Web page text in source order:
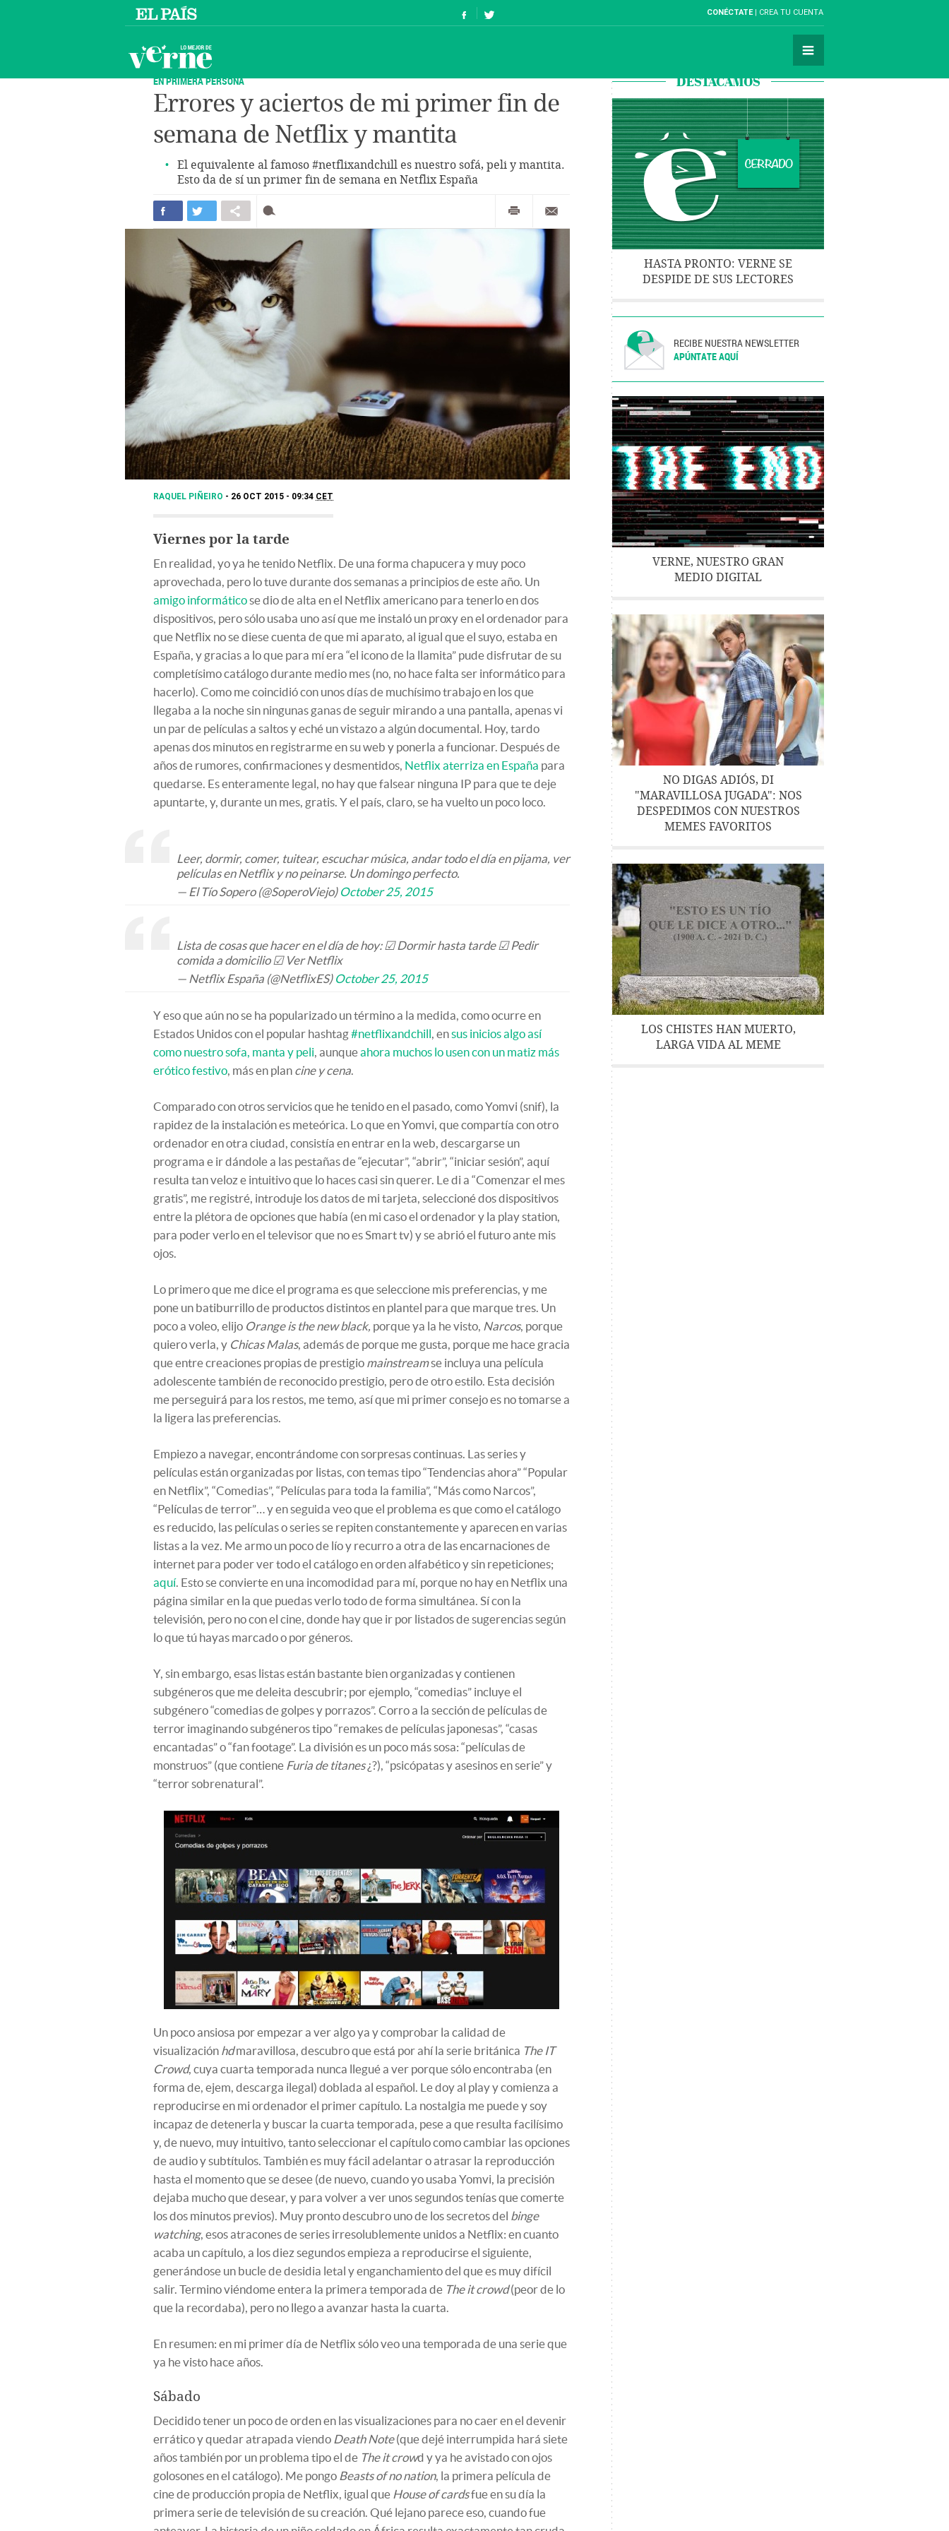
CONÉCTATE CREA TU CUENTA
EN PRIMERA PERSONA
Errores y aciertos de mi primer fin de
semana de Netflix y mantita
El equivalente al famoso #netflixandchill es nuestro sofá, peli y mantita.
Esto da de sí un primer fin de semana en Netflix España
RAQUEL PIÑEIRO 26 OCT 2015 - 09:34 CET
Viernes por la tarde
En realidad, yo ya he tenido Netflix. De una forma chapucera y muy poco
aprovechada, pero lo tuve durante dos semanas a principios de este año. Un
amigo informáticose dio de alta en el Netflix americano para tenerlo en dos
dispositivos, pero sólo usaba uno así que me instaló un proxy en el ordenador para
que Netflix no se diese cuenta de que mi aparato, al igual que el suyo, estaba en
España, y gracias a lo que para mí era “el icono de la llamita” pude disfrutar de su
completísimo catálogo durante medio mes (no, no hace falta ser informático para
hacerlo). Como me coincidió con unos días de muchísimo trabajo en los que
llegaba a la noche sin ningunas ganas de seguir mirando a una pantalla, apenas vi
un par de películas a saltos y eché un vistazo a algún documental. Hoy, tardo
apenas dos minutos en registrarme en su web y ponerla a funcionar. Después de
años de rumores, confirmaciones y desmentidos, Netflix aterriza en España para
quedarse. Es enteramente legal, no hay que falsear ninguna IP para que te deje
apuntarte, y, durante un mes, gratis. Y el país, claro, se ha vuelto un poco loco.
Leer, dormir, comer, tuitear, escuchar música, andar todo el día en pijama, ver
películas en Netflix y no peinarse. Un domingo perfecto.
— El Tío Sopero (@SoperoViejo) October 25, 2015
Lista de cosas que hacer en el día de hoy: ☑ Dormir hasta tarde ☑ Pedir
comida a domicilio ☑ Ver Netflix
— Netflix España (@NetflixES) October 25, 2015
Y eso que aún no se ha popularizado un término a la medida, como ocurre en
Estados Unidos con el popular hashtag#netflixandchill, ensus inicios algo así
como nuestro sofa, manta y peli, aunqueahora muchos lo usen con un matiz más
erótico festivo, más en plan cine y cena.
Comparado con otros servicios que he tenido en el pasado, como Yomvi (snif), la
rapidez de la instalación es meteórica. Lo que en Yomvi, que compartía con otro
ordenador en otra ciudad, consistía en entrar en la web, descargarse un
programa e ir dándole a las pestañas de “ejecutar”, “abrir”, “iniciar sesión”, aquí
resulta tan veloz e intuitivo que lo haces casi sin querer. Le di a “Comenzar el mes
gratis”, me registré, introduje los datos de mi tarjeta, seleccioné dos dispositivos
entre la plétora de opciones que había (en mi caso el ordenador y la play station,
para poder verlo en el televisor que no es Smart tv) y se abrió el futuro ante mis
ojos.
Lo primero que me dice el programa es que seleccione mis preferencias, y me
pone un batiburrillo de productos distintos en plantel para que marque tres. Un
poco a voleo, elijo Orange is the new black, porque ya la he visto, Narcos, porque
quiero verla, y Chicas Malas, además de porque me gusta, porque me hace gracia
que entre creaciones propias de prestigio mainstreamse incluya una película
adolescente también de reconocido prestigio, pero de otro estilo. Esta decisión
me perseguirá para los restos, me temo, así que mi primer consejo es no tomarse a
la ligera las preferencias.
Empiezo a navegar, encontrándome con sorpresas continuas. Las series y
películas están organizadas por listas, con temas tipo “Tendencias ahora” “Popular
en Netflix”, “Comedias”, “Películas para toda la familia”, “Más como Narcos”,
“Películas de terror”… y en seguida veo que el problema es que como el catálogo
es reducido, las películas o series se repiten constantemente y aparecen en varias
listas a la vez. Me armo un poco de lío y recurro a otra de las encarnaciones de
internet para poder ver todo el catálogo en orden alfabético y sin repeticiones;
aquí. Esto se convierte en una incomodidad para mí, porque no hay en Netflix una
página similar en la que puedas verlo todo de forma simultánea. Sí con la
televisión, pero no con el cine, donde hay que ir por listados de sugerencias según
lo que tú hayas marcado o por géneros.
Y, sin embargo, esas listas están bastante bien organizadas y contienen
subgéneros que me deleita descubrir; por ejemplo, “comedias” incluye el
subgénero “comedias de golpes y porrazos”. Corro a la sección de películas de
terror imaginando subgéneros tipo “remakes de películas japonesas”, “casas
encantadas” o “fan footage”. La división es un poco más sosa: “películas de
monstruos” (que contiene Furia de titanes¿?), “psicópatas y asesinos en serie” y
“terror sobrenatural”.
Un poco ansiosa por empezar a ver algo ya y comprobar la calidad de
visualización hdmaravillosa, descubro que está por ahí la serie británica The IT
Crowd, cuya cuarta temporada nunca llegué a ver porque sólo encontraba (en
forma de, ejem, descarga ilegal) doblada al español. Le doy al play y comienza a
reproducirse en mi ordenador el primer capítulo. La nostalgia me puede y soy
incapaz de detenerla y buscar la cuarta temporada, pese a que resulta facilísimo
y, de nuevo, muy intuitivo, tanto seleccionar el capítulo como cambiar las opciones
de audio y subtítulos. También es muy fácil adelantar o atrasar la reproducción
hasta el momento que se desee (de nuevo, cuando yo usaba Yomvi, la precisión
dejaba mucho que desear, y para volver a ver unos segundos tenías que comerte
los dos minutos previos). Muy pronto descubro uno de los secretos del binge
watching, esos atracones de series irresolublemente unidos a Netflix: en cuanto
acaba un capítulo, a los diez segundos empieza a reproducirse el siguiente,
generándose un bucle de desidia letal y enganchamiento del que es muy difícil
salir. Termino viéndome entera la primera temporada de The it crowd(peor de lo
que la recordaba), pero no llego a avanzar hasta la cuarta.
En resumen: en mi primer día de Netflix sólo veo una temporada de una serie que
ya he visto hace años.
Sábado
Decidido tener un poco de orden en las visualizaciones para no caer en el devenir
errático y quedar atrapada viendo Death Note(que dejé interrumpida hará siete
años también por un problema tipo el de The it crowd y ya he avistado con ojos
golosones en el catálogo). Me pongo Beasts of no nation, la primera película de
cine de producción propia de Netflix, igual que House of cardsfue en su día la
primera serie de televisión de su creación. Qué lejano parece eso, cuando fue
DESTACAMOS
HASTA PRONTO: VERNE SE
DESPIDE DE SUS LECTORES
RECIBE NUESTRA NEWSLETTER
APÚNTATE AQUÍ
VERNE, NUESTRO GRAN
MEDIO DIGITAL
NO DIGAS ADIÓS, DI
"MARAVILLOSA JUGADA": NOS
DESPEDIMOS CON NUESTROS
MEMES FAVORITOS
LOS CHISTES HAN MUERTO,
LARGA VIDA AL MEME